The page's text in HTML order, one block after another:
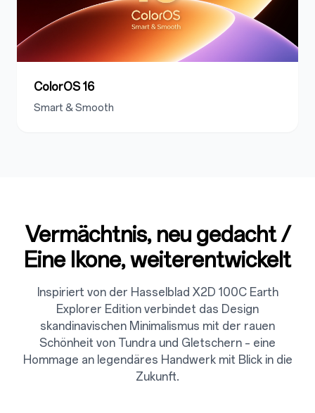
ColorOS 16
Smart & Smooth
Vermächtnis, neu gedacht /
Eine Ikone, weiterentwickelt
Inspiriert von der Hasselblad X2D 100C Earth
Explorer Edition verbindet das Design
skandinavischen Minimalismus mit der rauen
Schönheit von Tundra und Gletschern – eine
Hommage an legendäres Handwerk mit Blick in die
Zukunft.